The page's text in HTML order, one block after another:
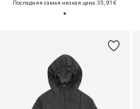
Последняя самая низкая цена:35,91 €